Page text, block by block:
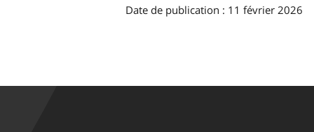
Date de publication : 11 février 2026